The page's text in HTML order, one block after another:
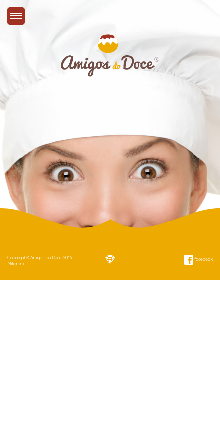
Copyright © Amigos do Doce 2016 |
Miligram
facebook